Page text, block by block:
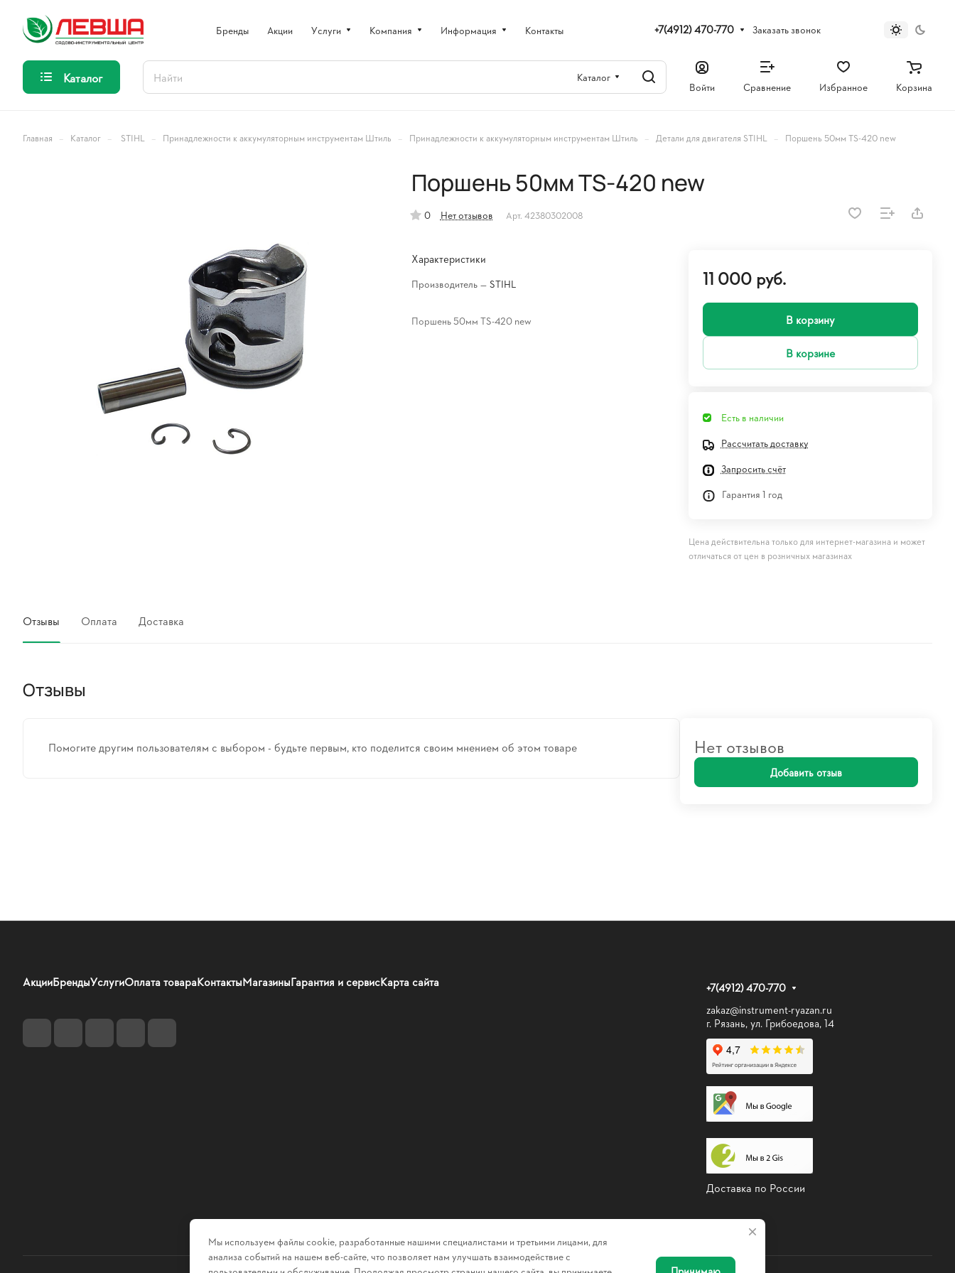
Бренды Акции Услуги Компания Информация Контакты +7(4912) 470-770 Заказать звонок
Каталог Каталог
Войти Сравнение Избранное Корзина
Главная – Каталог – STIHL – Принадлежности к аккумуляторным инструментам Штиль – Принадлежности к аккумуляторным инструментам Штиль – Детали для двигателя STIHL – Поршень 50мм TS-420 new
Поршень 50мм TS-420 new
0 Нет отзывов Арт. 42380302008
Характеристики
Производитель — STIHL
Поршень 50мм TS-420 new
11 000 руб.
В корзину
В корзине
Есть в наличии
Рассчитать доставку
Запросить счёт
Гарантия 1 год
Цена действительна только для интернет-магазина и может
отличаться от цен в розничных магазинах
Отзывы Оплата Доставка
Отзывы
Помогите другим пользователям с выбором - будьте первым, кто поделится своим мнением об этом товаре Нет отзывов
Добавить отзыв
АкцииБрендыУслугиОплата товараКонтактыМагазиныГарантия и сервисКарта сайта
+7(4912) 470-770
zakaz@instrument-ryazan.ru
г. Рязань, ул. Грибоедова, 14
Доставка по России
Мы используем файлы cookie, разработанные нашими специалистами и третьими лицами, для
анализа событий на нашем веб-сайте, что позволяет нам улучшать взаимодействие с